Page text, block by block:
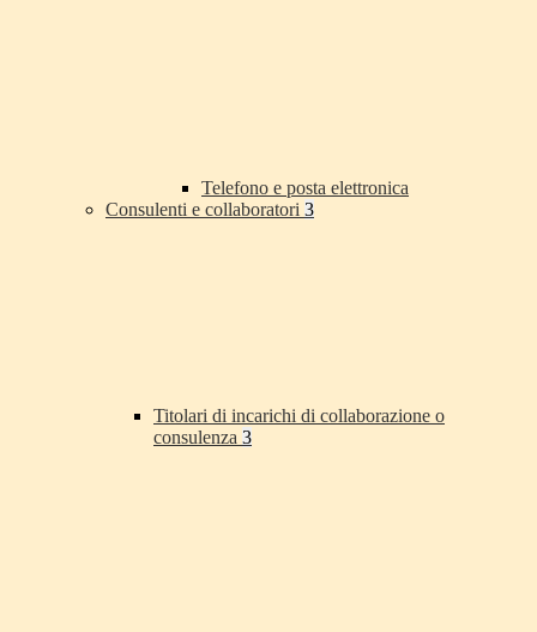
Telefono e posta elettronica
Consulenti e collaboratori 3
Titolari di incarichi di collaborazione o
consulenza 3